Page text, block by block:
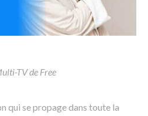
TV de Free
qui se propage dans toute la